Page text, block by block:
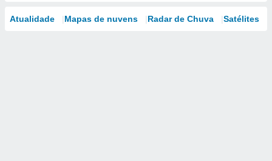
Atualidade Mapas de nuvens Radar de Chuva Satélites